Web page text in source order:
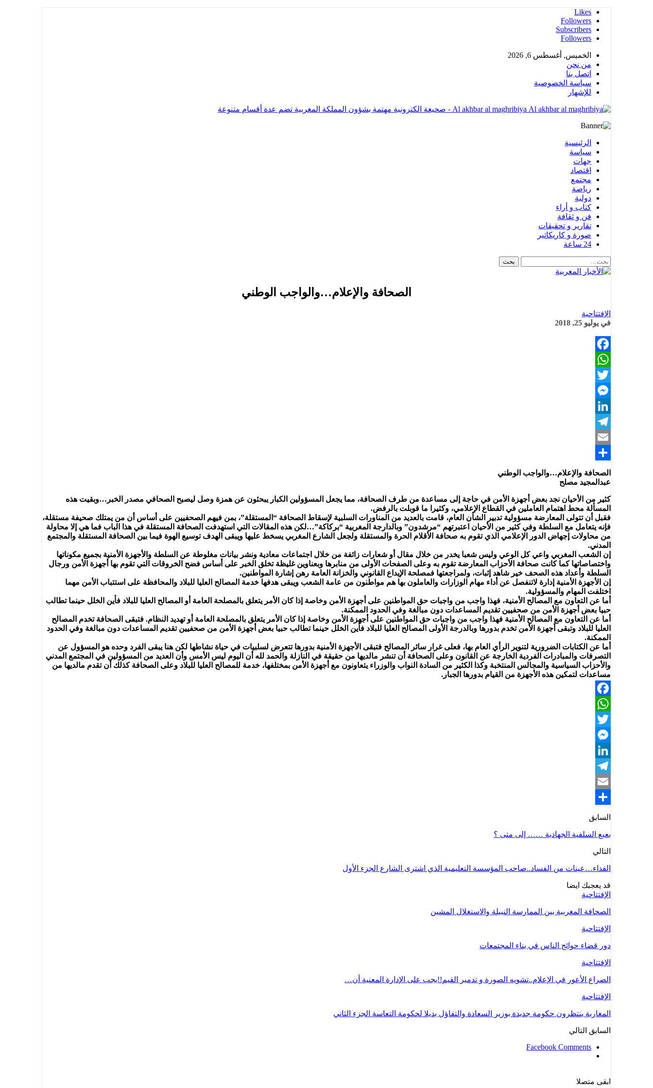
Likes
Followers
Subscribers
Followers
الخميس, أغسطس 6, 2026
من نحن
اتصل بنا
سياسة الخصوصية
للإشهار
Al akhbar al maghribiya - صحيغة الكترونية مهتمة بشؤون المملكة المغربية تضم عدة أقسام متنوعة
الرئيسية
سياسة
جهات
اقتصاد
مجتمع
رياصة
دولية
كتاب و أراء
فن و ثقافة
تقارير و تحقيقات
صورة و كاريكاتير
24 ساعة
الصحافة والإعلام…والواجب الوطني
الإفتتاحية
في يوليو 25, 2018
Facebook
WhatsApp
Twitter
Messenger
LinkedIn
Telegram
Email
Share
الصحافة والإعلام…والواجب الوطني
عبدالمجيد مصلح
كثير من الأحيان نجد بعض أجهزة الأمن في حاجة إلى مساعدة من طرف الصحافة، مما يجعل المسؤولين الكبار يبحثون عن همزة وصل ليصبح الصحافي مصدر الخبر…وبقيت هذه
المسألة محط اهتمام العاملين في القطاع الإعلامي، وكثيرا ما قوبلت بالرفض.
فقبل أن تتولى المعارضة مسؤولية تدبير الشأن العام، قامت بالعديد من المناورات السلبية لإسقاط الصحافة “المستقلة”، بمن فيهم الصحفيين على أساس أن من يمتلك صحيفة مستقلة،
فإنه يتعامل مع السلطة وفي كثير من الأحيان اعتبرتهم “مرشدون” وبالدارجة المغربية “بركاكة”…لكن هذه المقالات التي استهدفت الصحافة المستقلة في هذا الباب فما هي إلا محاولة
من محاولات إجهاض الدور الإعلامي الذي تقوم به صحافة الأقلام الحرة والمستقلة ولجعل الشارع المغربي يسخط عليها ويبقى الهدف توسيع الهوة فيما بين الصحافة المستقلة والمجتمع
المدني.
إن الشعب المغربي واعي كل الوعي وليس شعبا يخدر من خلال مقال أو شعارات زائفة من خلال اجتماعات معادية ونشر بيانات مغلوطة عن السلطة والأجهزة الأمنية بجميع مكوناتها
واختصاصاتها كما كانت صحافة الأحزاب المعارضة تقوم به وعلى الصفحات الأولى من منابرها وبعناوين غليظة تخلق الخبر على أساس فضح الخروقات التي تقوم بها أجهزة الأمن ورجال
السلطة وأعداد هذه الصحف خير شاهد إثبات، ولمراجعتها فمصلحة الإيداع القانوني والخزانة العامة رهن إشارة المواطنين.
إن الأجهزة الأمنية إدارة لاتنفصل عن أداء مهام الوزارات والعاملون بها هم مواطنون من عامة الشعب ويبقى هدفها خدمة المصالح العليا للبلاد والمحافظة على استتباب الأمن مهما
اختلفت المهام والمسؤولية.
أما عن التعاون مع المصالح الأمنية، فهذا واجب من واجبات حق المواطنين على أجهزة الأمن وخاصة إذا كان الأمر يتعلق بالمصلحة العامة أو المصالح العليا للبلاد فأين الخلل حينما تطالب
حبيا بعض أجهزة الأمن من صحفيين تقديم المساعدات دون مبالغة وفي الحدود الممكنة.
أما عن التعاون مع المصالح الأمنية فهذا واجب من واجبات حق المواطنين على أجهزة الأمن وخاصة إذا كان الأمر يتعلق بالمصلحة العامة أو تهديد النظام. فتبقى الصحافة تخدم المصالح
العليا للبلاد وتبقى أجهزة الأمن تخدم بدورها وبالدرجة الأولى المصالح العليا للبلاد فأين الخلل حينما تطالب حبيا بعض أجهزة الأمن من صحفيين تقديم المساعدات دون مبالغة وفي الحدود
الممكنة.
أما عن الكتابات الضرورية لتنوير الرأي العام بها، فعلى غرار سائر المصالح فتبقى الأجهزة الأمنية بدورها تتعرض لسلبيات في حياة نشاطها لكن هنا يبقى الفرد وحده هو المسؤول عن
التصرفات والمبادرات الفردية الخارجة عن القانون وعلى الصحافة أن تنشر مالديها من حقيقة في النازلة والحمد لله أن اليوم ليس الأمس وأن العديد من المسؤولين في المجتمع المدني
والأحزاب السياسية والمجالس المنتخبة وكذا الكثير من السادة النواب والوزراء يتعاونون مع أجهزة الأمن بمختلفها، خدمة للمصالح العليا للبلاد وعلى الصحافة كذلك أن تقدم مالديها من
مساعدات لتمكين هذه الأجهزة من القيام بدورها الجبار.
Facebook
WhatsApp
Twitter
Messenger
LinkedIn
Telegram
Email
Share
السابق
بعبع السلفية الجهادية …… إلى متى ؟
التالي
الفداء…عينات من الفساد..صاحب المؤسسة التعليمية الذي اشترى الشارع الجزء الأول
قد يعجبك ايضا
الإفتتاحية
الصحافة المغربية بين الممارسة النبيلة والاستغلال المشين
الإفتتاحية
دور قضاء حوائج الناس في بناء المجتمعات
الإفتتاحية
الصراع الأعور في الإعلام..تشويه الصورة و تدمير القيم!!يجب على الإدارة المعنية أن…
الإفتتاحية
المغاربة ينتظرون حكومة جديدة بوزير السعادة والتفاؤل بديلا لحكومة التعاسة الجزء الثاني
السابق التالي
Facebook Comments
ابقى متصلا